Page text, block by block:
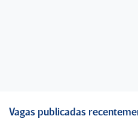
Vagas publicadas